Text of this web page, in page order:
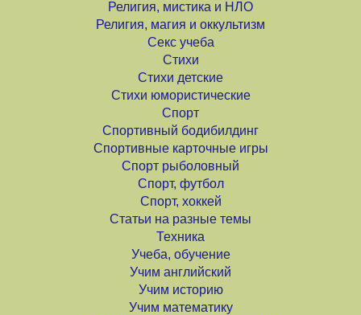
Религия, мистика и НЛО
Религия, магия и оккультизм
Секс учеба
Стихи
Стихи детские
Стихи юмористические
Спорт
Спортивный бодибилдинг
Спортивные карточные игры
Спорт рыболовный
Спорт, футбол
Спорт, хоккей
Статьи на разные темы
Техника
Учеба, обучение
Учим английский
Учим историю
Учим математику